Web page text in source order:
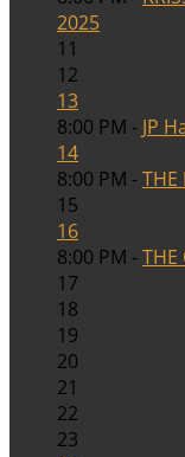
2025
11
12
13
8:00 PM - JP
14
8:00 PM -THE
15
16
8:00 PM -THE
17
18
19
20
21
22
23